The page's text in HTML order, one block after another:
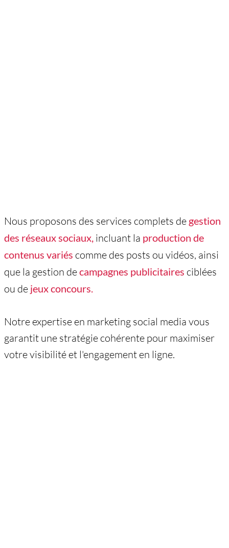
Nous proposons des services complets de gestion
des réseaux sociaux,incluant la production de
contenus variés comme des posts ou vidéos, ainsi
que la gestion decampagnes publicitaires ciblées
ou de jeux concours.
Notre expertise en marketing social media vous
garantit une stratégie cohérente pour maximiser
votre visibilité et l'engagement en ligne.